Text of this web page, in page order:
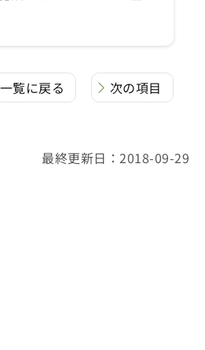
一覧に戻る 次の項目
最終更新日：2018-09-29